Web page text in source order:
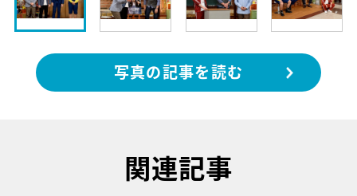
写真の記事を読む
関連記事